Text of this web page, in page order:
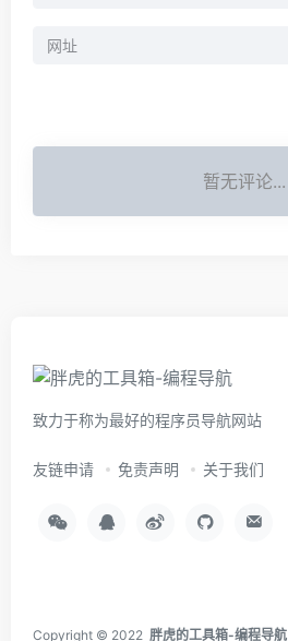
暂无评论...
致力于称为最好的程序员导航网站
友链申请 免责声明 关于我们
Copyright © 2022 胖虎的工具箱-编程导航